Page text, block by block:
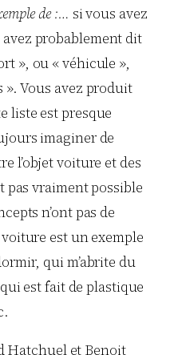
de :… si vous avez
probablement dit
», ou « véhicule »,
». Vous avez produit
liste est presque
imaginer de
l’objet voiture et des
pas vraiment possible
n’ont pas de
est un exemple
qui m’abrite du
est fait de plastique
Hatchuel et Benoit